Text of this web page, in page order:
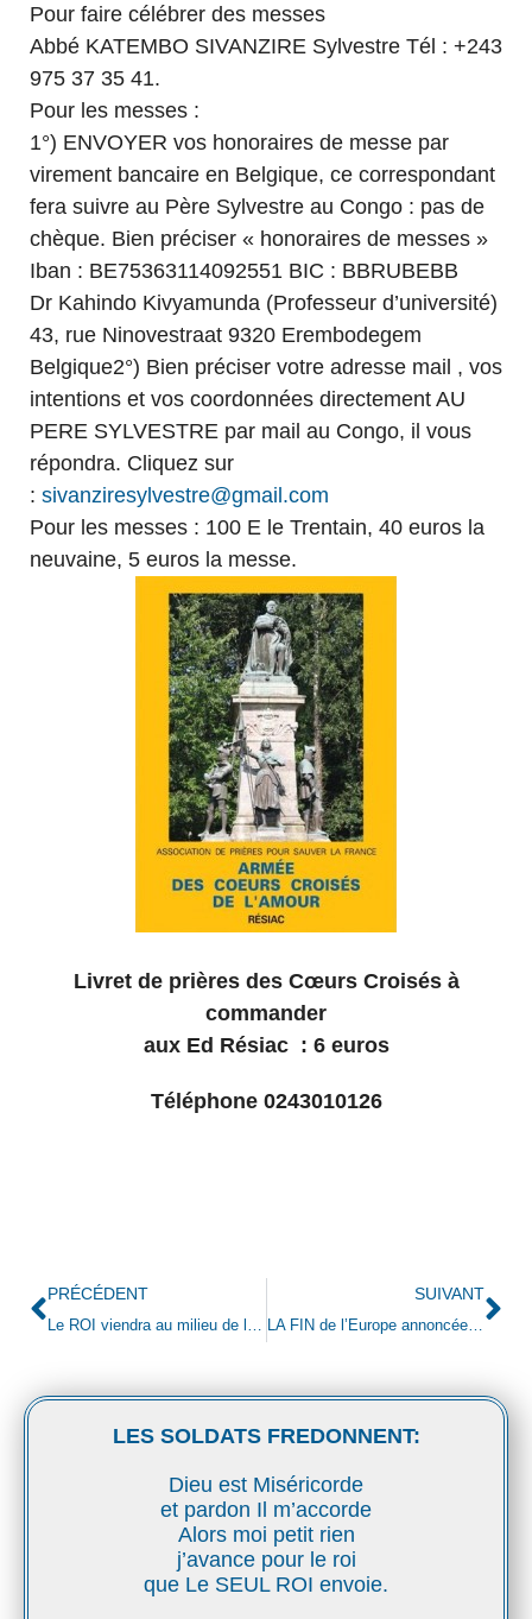
Pour faire célébrer des messes
Abbé KATEMBO SIVANZIRE Sylvestre Tél : +243
975 37 35 41.
Pour les messes :
1°) ENVOYER vos honoraires de messe par
virement bancaire en Belgique, ce correspondant
fera suivre au Père Sylvestre au Congo : pas de
chèque. Bien préciser « honoraires de messes »
Iban : BE75363114092551 BIC : BBRUBEBB
Dr Kahindo Kivyamunda (Professeur d’université)
43, rue Ninovestraat 9320 Erembodegem
Belgique2°) Bien préciser votre adresse mail , vos
intentions et vos coordonnées directement AU
PERE SYLVESTRE par mail au Congo, il vous
répondra. Cliquez sur
: sivanziresylvestre@gmail.com
Pour les messes : 100 E le Trentain, 40 euros la
neuvaine, 5 euros la messe.
Livret de prières des Cœurs Croisés à
commander
aux Ed Résiac : 6 euros
Téléphone 0243010126
PRÉCÉDENT SUIVANT
LA FIN de l’Europe annoncée par le Christ
LES SOLDATS FREDONNENT:
Dieu est Miséricorde
et pardon Il m’accorde
Alors moi petit rien
j’avance pour le roi
que Le SEUL ROI envoie.